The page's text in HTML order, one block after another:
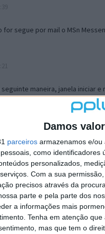
Damos
parceiros armazenamos e/ou
como
personalizados,
Com a sua
precisos através da
parte e pela parte dos
a informações mais
Tenha em atenção
mas que tem o
for segue por mail o MSn
maneira, janela iniciar
separador Menu ‘Iniciar’ clica
escolheres o Browser com
ao teu Firefox e nas ferramentas
e logo perto do fim encontras
é o browser predefinido.